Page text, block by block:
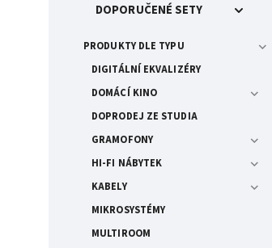
DOPORUČENÉ SETY
PRODUKTY DLE TYPU
DIGITÁLNÍ EKVALIZÉRY
DOMÁCÍ KINO
DOPRODEJ ZE STUDIA
GRAMOFONY
HI-FI NÁBYTEK
KABELY
MIKROSYSTÉMY
MULTIROOM